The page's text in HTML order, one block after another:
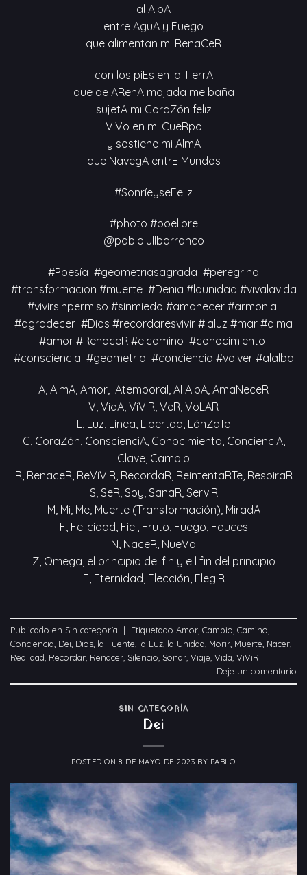
al AlbA
entre AguA y Fuego
que alimentan mi RenaCeR
con los piEs en la TierrA
que de ARenA mojada me baña
sujetA mi CoraZón feliz
ViVo en mi CueRpo
y sostiene mi AlmA
que NavegA entrE Mundos
#SonríeyseFeliz
#photo #poelibre
@pablolullbarranco
#Poesía #geometriasagrada #peregrino
#transformacion #muerte #Denia #launidad #vivalavida
#vivirsinpermiso #sinmiedo #amanecer #armonia
#agradecer #Dios #recordaresvivir #laluz #mar #alma
#amor #RenaceR #elcamino #conocimiento
#consciencia #geometria #conciencia #volver #alalba
A, AlmA, Amor, Atemporal, Al AlbA, AmaNeceR
V, VidA, ViViR, VeR, VoLAR
L, Luz, Línea, Libertad, LánZaTe
C, CoraZón, ConscienciA, Conocimiento, ConcienciA,
Clave, Cambio
R, RenaceR, ReViViR, RecordaR, ReintentaRTe, RespiraR
S, SeR, Soy, SanaR, ServiR
M, Mi, Me, Muerte (Transformación), MiradA
F, Felicidad, Fiel, Fruto, Fuego, Fauces
N, NaceR, NueVo
Z, Omega, el principio del fin y e l fin del principio
E, Eternidad, Elección, ElegiR
Publicado en Sin categoría | Etiquetado Amor, Cambio, Camino,
Conciencia, Dei, Dios, la Fuente, la Luz, la Unidad, Morir, Muerte, Nacer,
Realidad, Recordar, Renacer, Silencio, Soñar, Viaje, Vida, ViViR
Deje un comentario
SIN CATEGORÍA
Dei
POSTED ON 8 DE MAYO DE 2023 BY PABLO